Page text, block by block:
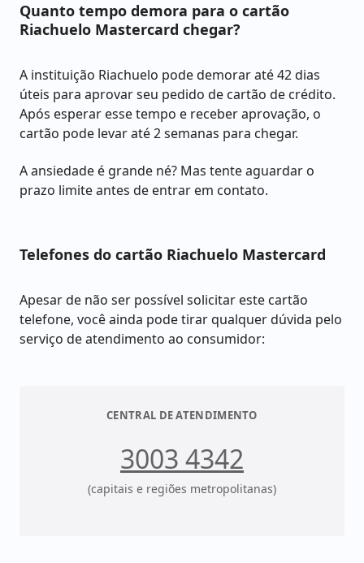
Quanto tempo demora para o cartão
Riachuelo Mastercard chegar?
A instituição Riachuelo pode demorar até 42 dias
úteis para aprovar seu pedido de cartão de crédito.
Após esperar esse tempo e receber aprovação, o
cartão pode levar até 2 semanas para chegar.
A ansiedade é grande né? Mas tente aguardar o
prazo limite antes de entrar em contato.
Telefones do cartão Riachuelo Mastercard
Apesar de não ser possível solicitar este cartão
telefone, você ainda pode tirar qualquer dúvida pelo
serviço de atendimento ao consumidor:
CENTRAL DE ATENDIMENTO
3003 4342
(capitais e regiões metropolitanas)